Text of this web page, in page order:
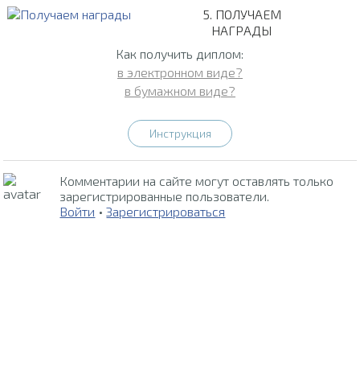
5. ПОЛУЧАЕМ
НАГРАДЫ
Как получить диплом:
в электронном виде?
в бумажном виде?
Инструкция
Комментарии на сайте могут оставлять только
зарегистрированные пользователи.
Войти •Зарегистрироваться